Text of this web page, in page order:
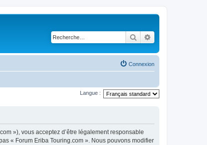
Rechercher
Connexion
Langue :
»), vous acceptez d’être légalement responsable
« Forum Eriba Touring.com ». Nous pouvons modifier